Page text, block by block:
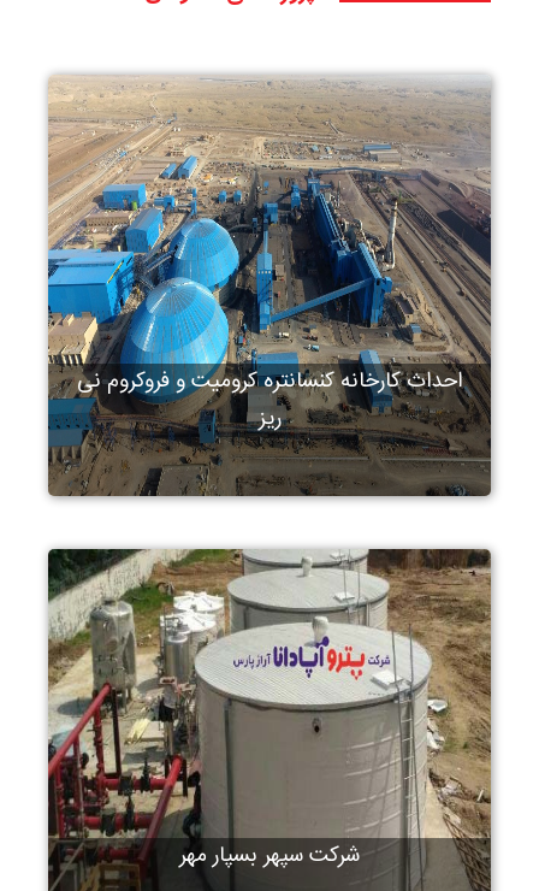
احداث کارخانه کنسانتره کرومیت و فروکروم نی
ریز
شرکت سپهر بسپار مهر